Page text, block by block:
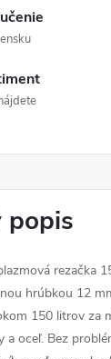
popis
rezačka
hrúbkou 12
150 litrov za
a oceľ. Bez